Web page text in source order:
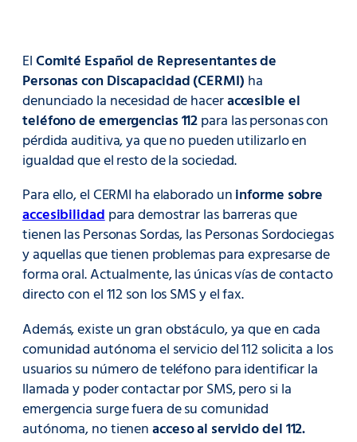
ElComité Español de Representantes de
Personas con Discapacidad (CERMI) ha
denunciado la necesidad de haceraccesible el
teléfono de emergencias 112para las personas con
pérdida auditiva, ya que no pueden utilizarlo en
igualdad que el resto de la sociedad.
Para ello, el CERMI ha elaborado uninforme sobre
accesibilidadpara demostrar las barreras que
tienen las Personas Sordas, las Personas Sordociegas
y aquellas que tienen problemas para expresarse de
forma oral. Actualmente, las únicas vías de contacto
directo con el 112 son los SMS y el fax.
Además, existe un gran obstáculo, ya que en cada
comunidad autónoma el servicio del 112 solicita a los
usuarios su número de teléfono para identificar la
llamada y poder contactar por SMS, pero si la
emergencia surge fuera de su comunidad
autónoma, no tienenacceso al servicio del 112.